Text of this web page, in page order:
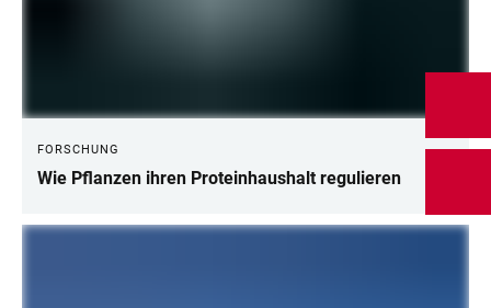
FORSCHUNG
Wie Pflanzen ihren Proteinhaushalt regulieren